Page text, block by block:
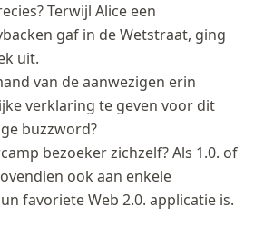
Terwijl Alice een
gaf in de Wetstraat, ging
uit.
van de aanwezigen erin
verklaring te geven voor dit
buzzword?
bezoeker zichzelf? Als 1.0. of
ook aan enkele
favoriete Web 2.0. applicatie is.